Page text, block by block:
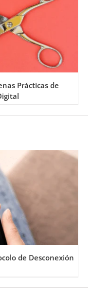
Prácticas de
de Desconexión